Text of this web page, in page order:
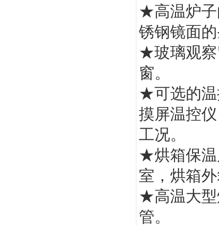
★高温炉子
锈钢镜面
★玻璃观察
窗。
★可选的温
摸屏温控
工况。
★烘箱保
室，烘箱
★高温大型
管。